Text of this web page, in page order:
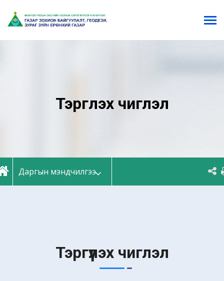
Тэргүүлэх чиглэл
Даргын мэндчилгээ
Тэргүүлэх чиглэл